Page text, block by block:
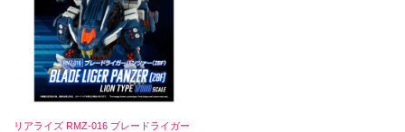
リアライズ RMZ-016 ブレードライガー